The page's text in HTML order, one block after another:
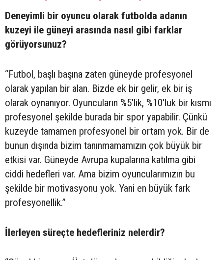
Deneyimli bir oyuncu olarak futbolda adanın
kuzeyi ile güneyi arasında nasıl gibi farklar
görüyorsunuz?
“Futbol, başlı başına zaten güneyde profesyonel
olarak yapılan bir alan. Bizde ek bir gelir, ek bir iş
olarak oynanıyor. Oyuncuların %5'lik, %10'luk bir kısmı
profesyonel şekilde burada bir spor yapabilir. Çünkü
kuzeyde tamamen profesyonel bir ortam yok. Bir de
bunun dışında bizim tanınmamamızın çok büyük bir
etkisi var. Güneyde Avrupa kupalarına katılma gibi
ciddi hedefleri var. Ama bizim oyuncularımızın bu
şekilde bir motivasyonu yok. Yani en büyük fark
profesyonellik.”
İlerleyen süreçte hedefleriniz nelerdir?